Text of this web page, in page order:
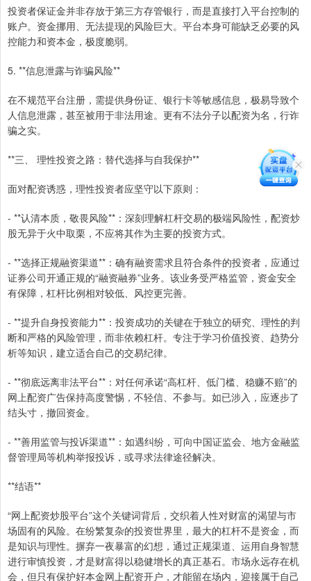
投资者保证金并非存放于第三方存管银行，而是直接打入平台控制的
账户。资金挪用、无法提现的风险巨大。平台本身可能缺乏必要的风
控能力和资本金，极度脆弱。
5. **信息泄露与诈骗风险**
在不规范平台注册，需提供身份证、银行卡等敏感信息，极易导致个
人信息泄露，甚至被用于非法用途。更有不法分子以配资为名，行诈
骗之实。
**三、 理性投资之路：替代选择与自我保护**
面对配资诱惑，理性投资者应坚守以下原则：
- **认清本质，敬畏风险**：深刻理解杠杆交易的极端风险性，配资炒
股无异于火中取栗，不应将其作为主要的投资方式。
- **选择正规融资渠道**：确有融资需求且符合条件的投资者，应通过
证券公司开通正规的“融资融券”业务。该业务受严格监管，资金安全
有保障，杠杆比例相对较低、风控更完善。
- **提升自身投资能力**：投资成功的关键在于独立的研究、理性的判
断和严格的风险管理，而非依赖杠杆。专注于学习价值投资、趋势分
析等知识，建立适合自己的交易纪律。
- **彻底远离非法平台**：对任何承诺“高杠杆、低门槛、稳赚不赔”的
网上配资广告保持高度警惕，不轻信、不参与。如已涉入，应逐步了
结头寸，撤回资金。
- **善用监管与投诉渠道**：如遇纠纷，可向中国证监会、地方金融监
督管理局等机构举报投诉，或寻求法律途径解决。
**结语**
“网上配资炒股平台”这个关键词背后，交织着人性对财富的渴望与市
场固有的风险。在纷繁复杂的投资世界里，最大的杠杆不是资金，而
是知识与理性。摒弃一夜暴富的幻想，通过正规渠道、运用自身智慧
进行审慎投资，才是财富得以稳健增长的真正基石。市场永远存在机
会，但只有保护好本金网上配资开户，才能留在场内，迎接属于自己